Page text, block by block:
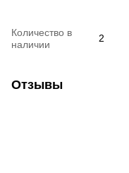
Количество в
наличии
2
Отзывы